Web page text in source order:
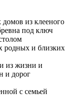
домов из клееного
под ключ
родных и близких
из жизни и
и дорог
с семьей